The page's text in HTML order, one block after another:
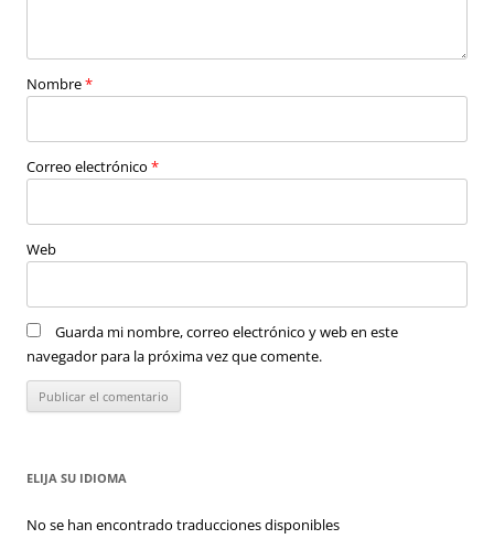
Nombre*
Correo electrónico *
Web
Guarda mi nombre, correo electrónico y web en este
navegador para la próxima vez que comente.
ELIJA SU IDIOMA
No se han encontrado traducciones disponibles